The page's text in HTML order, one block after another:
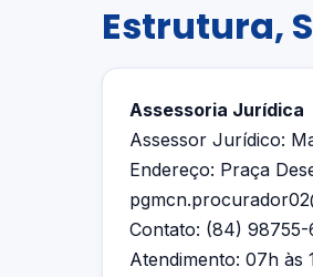
Estrutura,
Assessoria Jurídica
Assessor Jurídico:
Endereço: Praça
Contato: (84)
Atendimento: 07h às